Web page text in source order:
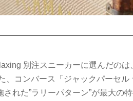
別注スニーカーに選んだのは
、コンバース「ジャックパーセル
れた”ラリーパターン”が最大の特